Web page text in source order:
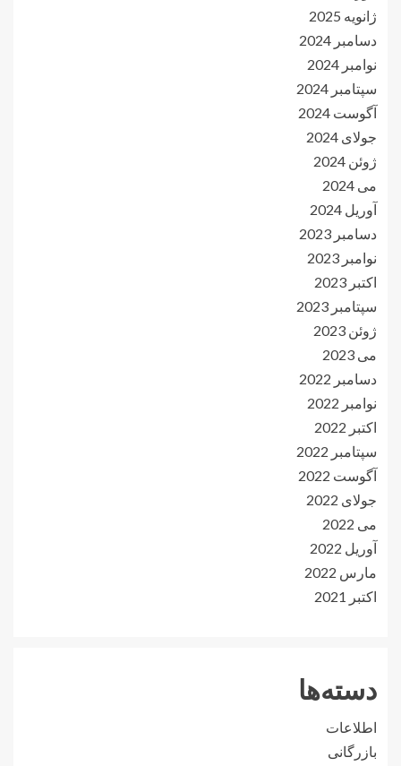
ژانویه 2025
دسامبر 2024
نوامبر 2024
سپتامبر 2024
آگوست 2024
جولای 2024
ژوئن 2024
می 2024
آوریل 2024
دسامبر 2023
نوامبر 2023
اکتبر 2023
سپتامبر 2023
ژوئن 2023
می 2023
دسامبر 2022
نوامبر 2022
اکتبر 2022
سپتامبر 2022
آگوست 2022
جولای 2022
می 2022
آوریل 2022
مارس 2022
اکتبر 2021
دسته‌ها
اطلاعات
بازرگانی